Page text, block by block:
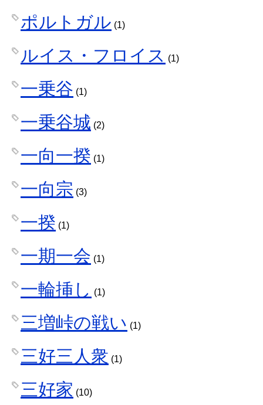
ポルトガル (1)
ルイス・フロイス (1)
一乗谷 (1)
一乗谷城 (2)
一向一揆 (1)
一向宗 (3)
一揆 (1)
一期一会 (1)
一輪挿し (1)
三増峠の戦い (1)
三好三人衆 (1)
三好家 (10)